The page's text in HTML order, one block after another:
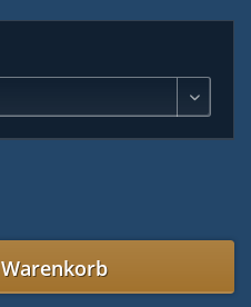
Warenkorb